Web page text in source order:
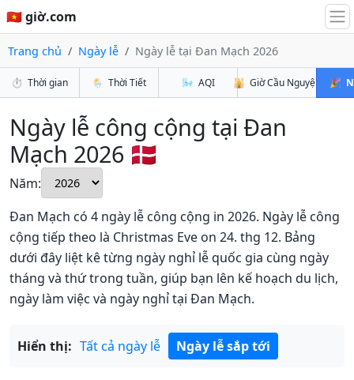
🇻🇳 giờ.com
Trang chủ Ngày lễ Ngày lễ tại Đan Mạch 2026
⏱️ Thời gian 🌦️ Thời Tiết 🌬️ AQI 🕌 Giờ Cầu Nguyện 🎉
Ngày lễ công cộng tại Đan
Mạch 2026 🇩🇰
Năm:
Đan Mạch có 4 ngày lễ công cộng in 2026. Ngày lễ công
cộng tiếp theo là Christmas Eve on 24. thg 12. Bảng
dưới đây liệt kê từng ngày nghỉ lễ quốc gia cùng ngày
tháng và thứ trong tuần, giúp bạn lên kế hoạch du lịch,
ngày làm việc và ngày nghỉ tại Đan Mạch.
Hiển thị: Tất cả ngày lễ Ngày lễ sắp tới